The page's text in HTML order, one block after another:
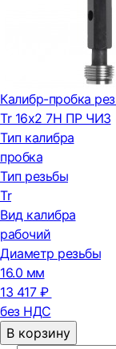
Калибр-пробка
Tr 16х2 7H ПР ЧИЗ
Тип калибра
пробка
Тип резьбы
Tr
Вид калибра
рабочий
Диаметр резьбы
16.0 мм
13 417 ₽
без НДС
В корзину